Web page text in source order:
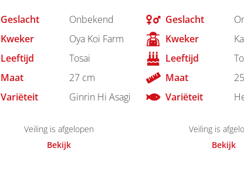
Geslacht
Onbekend
Kweker
Oya Koi Farm
Leeftijd
Tosai
Maat
27 cm
Variëteit
Ginrin Hi Asagi
Veiling is afgelopen
Bekijk
Geslacht
Kweker
Leeftijd
Maat
Variëteit
Veiling is
Bekijk